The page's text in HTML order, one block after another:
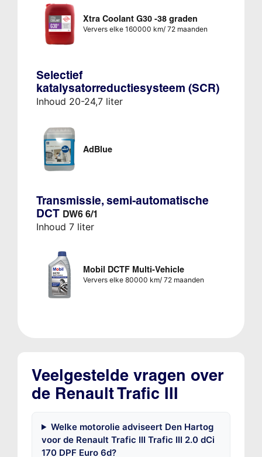
Xtra Coolant G30 -38 graden
Ververs elke 160000 km/ 72 maanden
Selectief
katalysatorreductiesysteem (SCR)
Inhoud 20-24,7 liter
AdBlue
Transmissie, semi-automatische
DCT DW6 6/1
Inhoud 7 liter
Mobil DCTF Multi-Vehicle
Ververs elke 80000 km/ 72 maanden
Veelgestelde vragen over
de Renault Trafic III
Welke motorolie adviseert Den Hartog
voor de Renault Trafic III Trafic III 2.0 dCi
170 DPF Euro 6d?